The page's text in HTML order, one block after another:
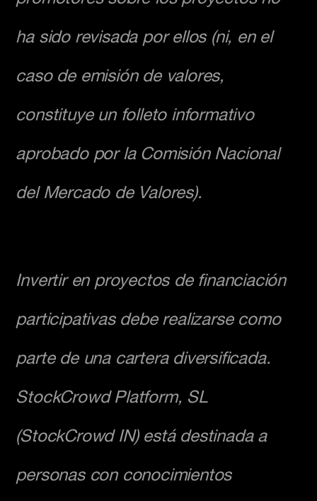
ha sido revisada por ellos (ni, en el
caso de emisión de valores,
constituye un folleto informativo
aprobado por la Comisión Nacional
del Mercado de Valores).
Invertir en proyectos de financiación
participativas debe realizarse como
parte de una cartera diversificada.
StockCrowd Platform, SL
(StockCrowd IN) está destinada a
personas con conocimientos